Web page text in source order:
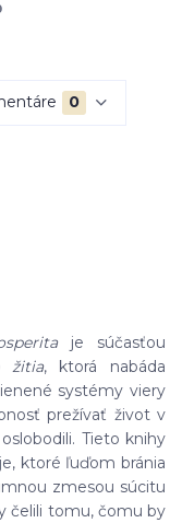
0
je súčasťou
žitia, ktorá nabáda
systémy viery
prežívať život v
Tieto knihy
ktoré ľuďom bránia
zmesou súcitu
čelili tomu, čomu by